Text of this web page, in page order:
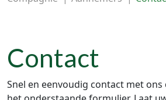
Contact
Snel en eenvoudig contact met